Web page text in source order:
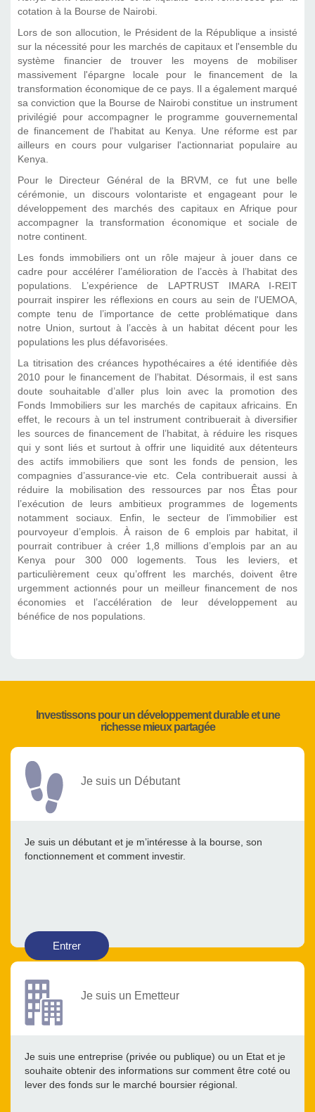
cotation à la Bourse de Nairobi.
Lors de son allocution, le Président de la République a insisté
sur la nécessité pour les marchés de capitaux et l'ensemble du
système financier de trouver les moyens de mobiliser
massivement l'épargne locale pour le financement de la
transformation économique de ce pays. Il a également marqué
sa conviction que la Bourse de Nairobi constitue un instrument
privilégié pour accompagner le programme gouvernemental
de financement de l'habitat au Kenya. Une réforme est par
ailleurs en cours pour vulgariser l'actionnariat populaire au
Kenya.
Pour le Directeur Général de la BRVM, ce fut une belle
cérémonie, un discours volontariste et engageant pour le
développement des marchés des capitaux en Afrique pour
accompagner la transformation économique et sociale de
notre continent.
Les fonds immobiliers ont un rôle majeur à jouer dans ce
cadre pour accélérer l’amélioration de l’accès à l’habitat des
populations. L’expérience de LAPTRUST IMARA I-REIT
pourrait inspirer les réflexions en cours au sein de l'UEMOA,
compte tenu de l’importance de cette problématique dans
notre Union, surtout à l’accès à un habitat décent pour les
populations les plus défavorisées.
La titrisation des créances hypothécaires a été identifiée dès
2010 pour le financement de l’habitat. Désormais, il est sans
doute souhaitable d’aller plus loin avec la promotion des
Fonds Immobiliers sur les marchés de capitaux africains. En
effet, le recours à un tel instrument contribuerait à diversifier
les sources de financement de l’habitat, à réduire les risques
qui y sont liés et surtout à offrir une liquidité aux détenteurs
des actifs immobiliers que sont les fonds de pension, les
compagnies d’assurance-vie etc. Cela contribuerait aussi à
réduire la mobilisation des ressources par nos Êtas pour
l’exécution de leurs ambitieux programmes de logements
notamment sociaux. Enfin, le secteur de l’immobilier est
pourvoyeur d’emplois. À raison de 6 emplois par habitat, il
pourrait contribuer à créer 1,8 millions d’emplois par an au
Kenya pour 300 000 logements. Tous les leviers, et
particulièrement ceux qu’offrent les marchés, doivent être
urgemment actionnés pour un meilleur financement de nos
économies et l’accélération de leur développement au
bénéfice de nos populations.
Investissons pour un développement durable et une
richesse mieux partagée
Je suis un Débutant
Je suis un débutant et je m’intéresse à la bourse, son
fonctionnement et comment investir.
Entrer
Je suis un Emetteur
Je suis une entreprise (privée ou publique) ou un Etat et je
souhaite obtenir des informations sur comment être coté ou
lever des fonds sur le marché boursier régional.